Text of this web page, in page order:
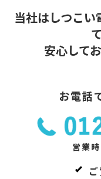
当社はしつこ
安心して
お電話
営業